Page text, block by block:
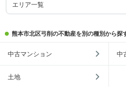
エリア一覧
熊本市北区弓削の不動産を別の種別から探
中古マンション 中
土地